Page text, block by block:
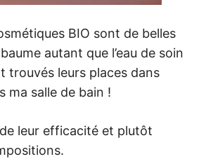
BIO sont de belles
autant que l’eau de soin
trouvés leurs places dans
ma salle de bain !
leur efficacité et plutôt